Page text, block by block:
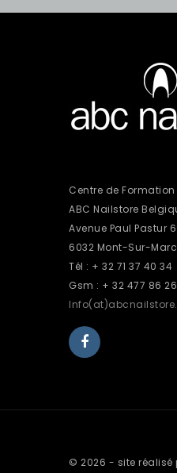
Centre de Formation
ABC Nailstore
Avenue Paul Pastur
6032 Mont-Sur-
Tél : + 32 71 37 40 34
Gsm : + 32 477 86
© 2026 - site réalisé